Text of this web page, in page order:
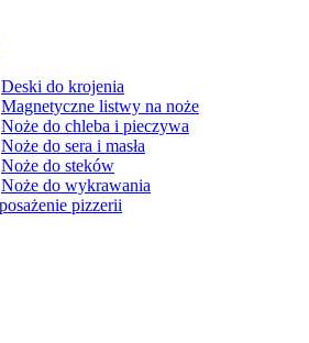
Deski do krojenia
Magnetyczne listwy na noże
Noże do chleba i pieczywa
Noże do sera i masła
Noże do steków
Noże do wykrawania